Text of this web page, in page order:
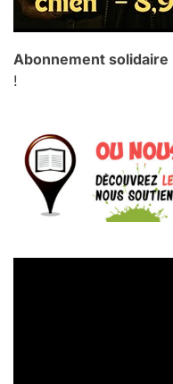
Abonnement solidaire
!